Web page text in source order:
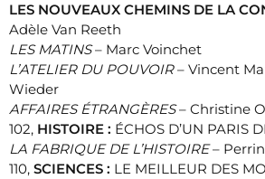
LES NOUVEAUX CHEMINS DE LA
Adèle Van Reeth
LES MATINS– Marc Voinchet
L’ATELIER DU POUVOIR– Vincent
Wieder
AFFAIRES ÉTRANGÈRES– Christine
102, HISTOIRE : ÉCHOS D’UN PARIS
LA FABRIQUE DE L’HISTOIRE–
110, SCIENCES : LE MEILLEUR DES